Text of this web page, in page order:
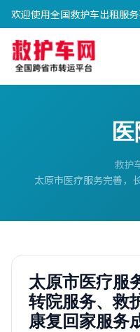
欢迎使用全国救护车出租服务
救护
太原市医疗服务完善，
太原市医疗服
转院服务、救
康复回家服务